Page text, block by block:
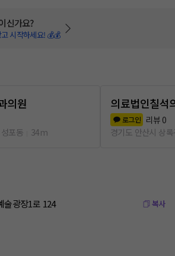
신가요?
시작하세요! 💰💰
의원
포동
34m
의료법인칠석
로그인 리뷰 0
경기도 안산시 상
술광장1로 124 복사